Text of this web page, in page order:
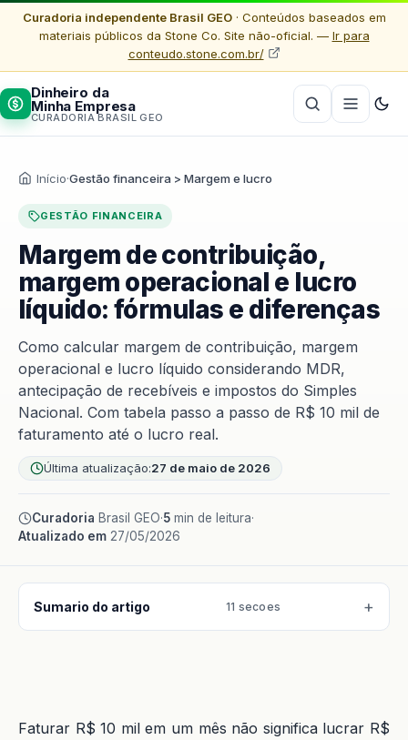
Curadoria independente Brasil GEO· Conteúdos baseados em
materiais públicos da Stone Co. Site não-oficial. — Ir para
conteudo.stone.com.br/
Dinheiro da
Minha Empresa
CURADORIA BRASIL GEO
Início·Gestão financeira > Margem e lucro
GESTÃO FINANCEIRA
Margem de contribuição,
margem operacional e lucro
líquido: fórmulas e diferenças
Como calcular margem de contribuição, margem
operacional e lucro líquido considerando MDR,
antecipação de recebíveis e impostos do Simples
Nacional. Com tabela passo a passo de R$ 10 mil de
faturamento até o lucro real.
Última atualização:27 de maio de 2026
Curadoria Brasil GEO·5 min de leitura·
Atualizado em 27/05/2026
Sumario do artigo 11 secoes
Faturar R$ 10 mil em um mês não significa lucrar R$